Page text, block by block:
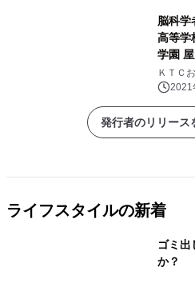
脳科学
高等学
学園
ＫＴＣ
2021
発行者のリリース
ライフスタイルの新着
ゴミ出
か？